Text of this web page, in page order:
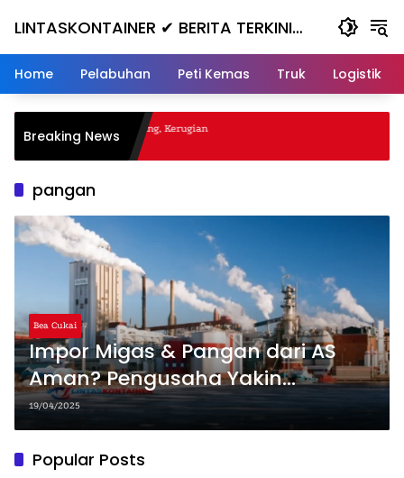
LINTASKONTAINER ✔ BERITA TERKINI
KONTAINER TERBARU HARI INI
Home Pelabuhan Peti Kemas Truk Logistik
Breaking News
Nanjak, Masuk ke Jurang, Kerugian
pangan
Bea Cukai
Impor Migas & Pangan dari AS
Aman? Pengusaha Yakin
Indonesia Tetap Untung!
19/04/2025
Popular Posts